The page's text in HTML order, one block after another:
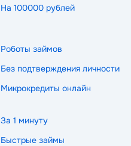
На 100000 рублей
Роботы займов
Без подтверждения личности
Микрокредиты онлайн
За 1 минуту
Быстрые займы